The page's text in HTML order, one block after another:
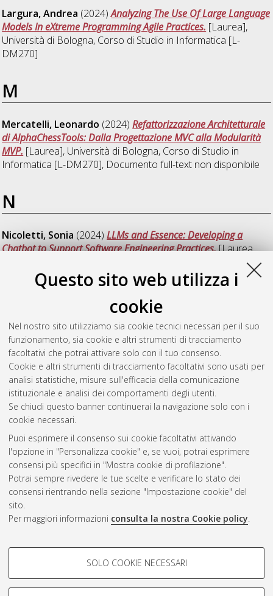
Questo sito web utilizza i
cookie
Nel nostro sito utilizziamo sia cookie tecnici necessari per il suo
funzionamento, sia cookie e altri strumenti di tracciamento
facoltativi che potrai attivare solo con il tuo consenso.
Cookie e altri strumenti di tracciamento facoltativi sono usati per
analisi statistiche, misure sull'efficacia della comunicazione
istituzionale e analisi dei comportamenti degli utenti.
Se chiudi questo banner continuerai la navigazione solo con i
cookie necessari.
Puoi esprimere il consenso sui cookie facoltativi attivando
l'opzione in "Personalizza cookie" e, se vuoi, potrai esprimere
consensi più specifici in "Mostra cookie di profilazione".
Potrai sempre rivedere le tue scelte e verificare lo stato dei
consensi rientrando nella sezione "Impostazione cookie" del
sito.
Per maggiori informazioni consulta la nostra Cookie policy.
COOKIE DI PROFILAZIONE -
Si tratta di cookie utilizzati per analizzare le caratteristiche della
SOLO COOKIE NECESSARI
Largura, Andrea (2024)Analyzing The Use Of Large Language
Models In eXtreme Programming Agile Practices. [Laurea],
Università di Bologna, Corso di Studio in Informatica [L-
DM270]
M
Mercatelli, Leonardo (2024)Refattorizzazione Architetturale
di AlphaChessTools: Dalla Progettazione MVC alla Modularità
MVP. [Laurea], Università di Bologna, Corso di Studio in
Informatica [L-DM270], Documento full-text non disponibile
N
Nicoletti, Sonia (2024)LLMs and Essence: Developing a
Chatbot to Support Software Engineering Practices.[Laurea
Informatica [LM-DM270]
Pirazzoli, Leon(2024)Generazione automatica di planimetrie.
[Laurea], Università di Bologna, Corso di Studio inInformatica
[L-DM270]
Questa lista e' stata generata ilFri Aug 7 06:52:59 2026 CEST
Atom
Rss 1.0
Rss 2.0
AMS Laurea
Impostazioni Cookie
Informativa sulla privacy
Condizioni d’uso del sito